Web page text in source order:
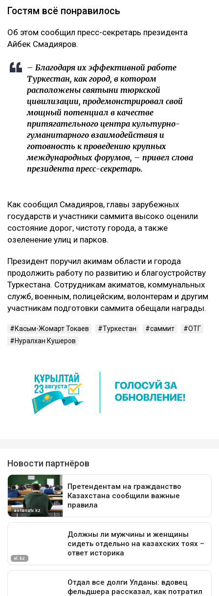
Гостям всё понравилось
Об этом сообщил пресс-секретарь президента
Айбек Смадияров.
– Благодаря их эффективной работе
Туркестан, как город, в котором
расположены святыни тюркской
цивилизации, продемонстрировал свой
мощный потенциал в качестве
притягательного центра культурно-
гуманитарного взаимодействия и
готовность к проведению крупных
международных форумов, – привел слова
президента пресс-секретарь.
Как сообщил Смадияров, главы зарубежных
государств и участники саммита высоко оценили
состояние дорог, чистоту города, а также
озеленение улиц и парков.
Президент поручил акимам области и города
продолжить работу по развитию и благоустройству
Туркестана. Сотрудникам акиматов, коммунальных
служб, военным, полицейским, волонтерам и другим
участникам подготовки саммита обещали награды.
Касым-Жомарт Токаев Туркестан саммит
ОТГ
Нуралхан Кушеров